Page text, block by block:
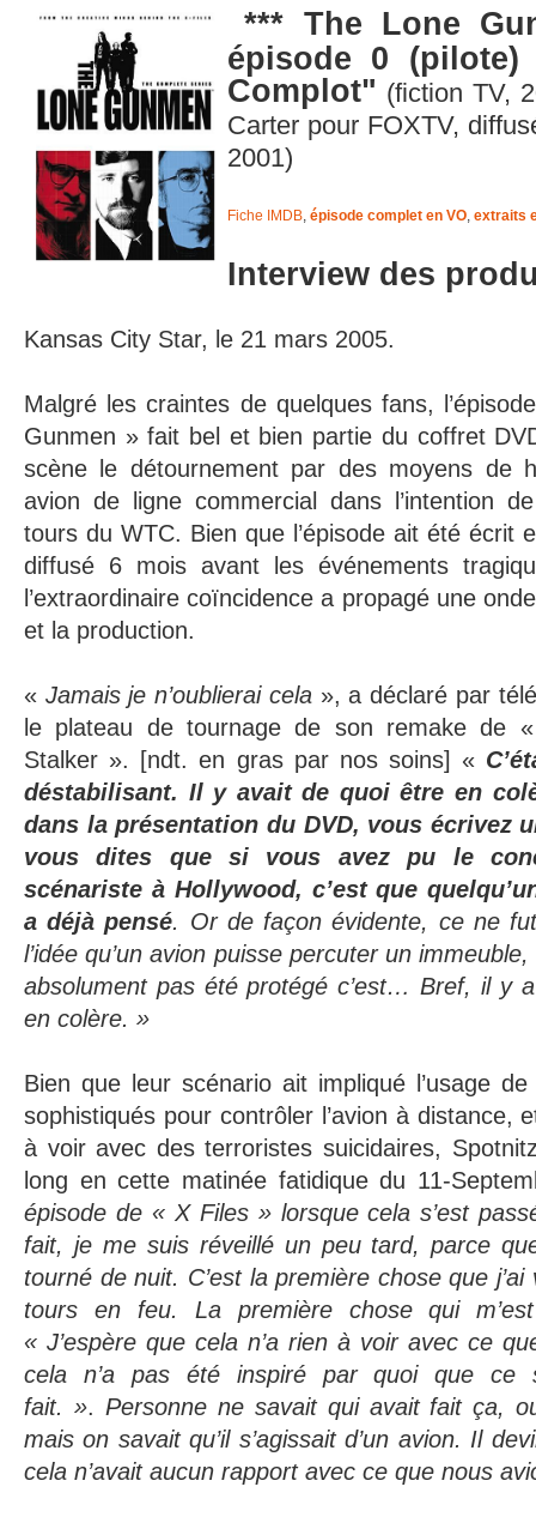
*** The Lone
épisode 0
Complot" (fiction TV,
Carter pour FOXTV,
2001)
Fiche IMDB épisode complet en VO extraits
Interview des
Kansas City Star, le 21 mars 2005.
Malgré les craintes de quelques fans,
Gunmen » fait bel et bien partie du coffret
scène le détournement par des moyens de
avion de ligne commercial dans l’intention
tours du WTC. Bien que l’épisode ait été écrit
diffusé 6 mois avant les événements
l’extraordinaire coïncidence a propagé une
et la production.
« Jamais je n’oublierai cela», a déclaré par
le plateau de tournage de son remake de
Stalker ». [ndt. en gras par nos soins] «
déstabilisant. Il y avait de quoi être en
dans la présentation du DVD, vous écrivez
vous dites que si vous avez pu le
scénariste à Hollywood, c’est que
a déjà pensé. Or de façon évidente, ce ne
l’idée qu’un avion puisse percuter un immeuble,
absolument pas été protégé c’est… Bref, il y
en colère. »
Bien que leur scénario ait impliqué l’usage
sophistiqués pour contrôler l’avion à distance,
à voir avec des terroristes suicidaires,
long en cette matinée fatidique du 11-
épisode de « X Files » lorsque cela s’est
fait, je me suis réveillé un peu tard, parce
tourné de nuit. C’est la première chose que j’ai
tours en feu. La première chose qui
« J’espère que cela n’a rien à voir avec ce
cela n’a pas été inspiré par quoi que ce
fait. ». Personne ne savait qui avait fait ça,
mais on savait qu’il s’agissait d’un avion. Il
cela n’avait aucun rapport avec ce que nous